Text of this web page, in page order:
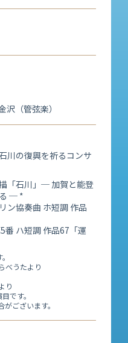
（管弦楽）
川の復興を祈るコンサ
「石川」─ 加賀と能登
─ *
ン協奏曲 ホ短調 作品
5番 ハ短調 作品67「運
べうたより
り
です。
ございます。